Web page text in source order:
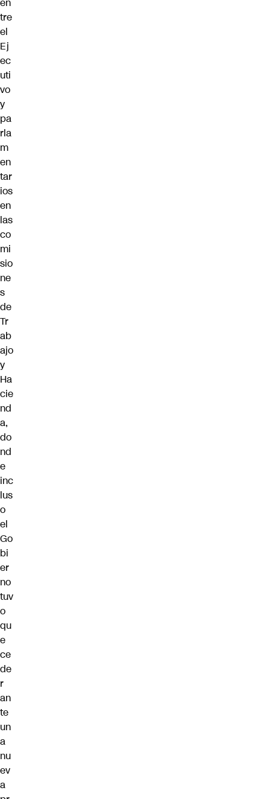
tre
el
Ej
ec
uti
vo
y
pa
rla
m
en
tar
ios
en
las
co
mi
sio
ne
s
de
Tr
ab
ajo
y
Ha
cie
nd
a,
do
nd
e
inc
lus
o
el
Go
bi
er
no
tuv
o
qu
e
ce
de
r
an
te
un
a
nu
ev
a